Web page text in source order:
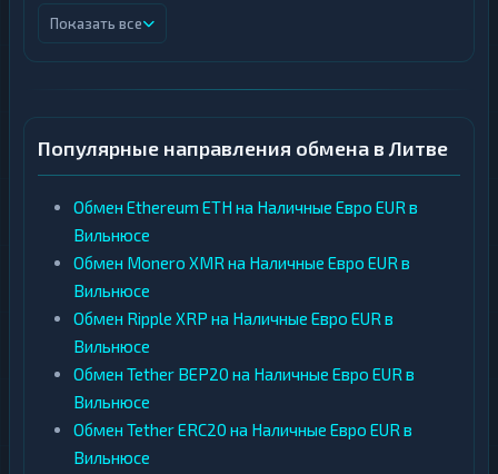
Показать все
Популярные направления обмена в Литве
Обмен Ethereum ETH на Наличные Евро EUR в
Вильнюсе
Обмен Monero XMR на Наличные Евро EUR в
Вильнюсе
Обмен Ripple XRP на Наличные Евро EUR в
Вильнюсе
Обмен Tether BEP20 на Наличные Евро EUR в
Вильнюсе
Обмен Tether ERC20 на Наличные Евро EUR в
Вильнюсе